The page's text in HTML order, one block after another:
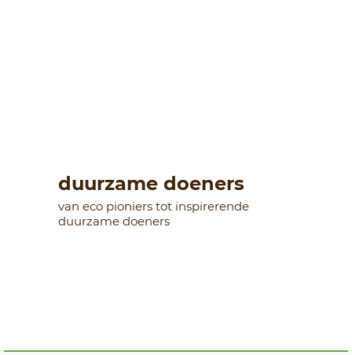
duurzame doeners
van eco pioniers tot inspirerende
duurzame doeners